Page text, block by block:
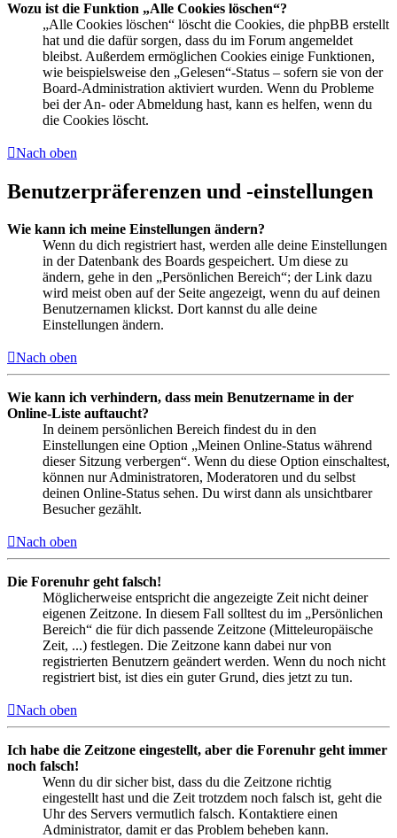
Wozu ist die Funktion „Alle Cookies löschen“?
„Alle Cookies löschen“ löscht die Cookies, die phpBB erstellt
hat und die dafür sorgen, dass du im Forum angemeldet
bleibst. Außerdem ermöglichen Cookies einige Funktionen,
wie beispielsweise den „Gelesen“-Status – sofern sie von der
Board-Administration aktiviert wurden. Wenn du Probleme
bei der An- oder Abmeldung hast, kann es helfen, wenn du
die Cookies löscht.
Nach oben
Benutzerpräferenzen und -einstellungen
Wie kann ich meine Einstellungen ändern?
Wenn du dich registriert hast, werden alle deine Einstellungen
in der Datenbank des Boards gespeichert. Um diese zu
ändern, gehe in den „Persönlichen Bereich“; der Link dazu
wird meist oben auf der Seite angezeigt, wenn du auf deinen
Benutzernamen klickst. Dort kannst du alle deine
Einstellungen ändern.
Nach oben
Wie kann ich verhindern, dass mein Benutzername in der
Online-Liste auftaucht?
In deinem persönlichen Bereich findest du in den
Einstellungen eine Option „Meinen Online-Status während
dieser Sitzung verbergen“. Wenn du diese Option einschaltest,
können nur Administratoren, Moderatoren und du selbst
deinen Online-Status sehen. Du wirst dann als unsichtbarer
Besucher gezählt.
Nach oben
Die Forenuhr geht falsch!
Möglicherweise entspricht die angezeigte Zeit nicht deiner
eigenen Zeitzone. In diesem Fall solltest du im „Persönlichen
Bereich“ die für dich passende Zeitzone (Mitteleuropäische
Zeit, ...) festlegen. Die Zeitzone kann dabei nur von
registrierten Benutzern geändert werden. Wenn du noch nicht
registriert bist, ist dies ein guter Grund, dies jetzt zu tun.
Nach oben
Ich habe die Zeitzone eingestellt, aber die Forenuhr geht immer
noch falsch!
Wenn du dir sicher bist, dass du die Zeitzone richtig
eingestellt hast und die Zeit trotzdem noch falsch ist, geht die
Uhr des Servers vermutlich falsch. Kontaktiere einen
Administrator, damit er das Problem beheben kann.